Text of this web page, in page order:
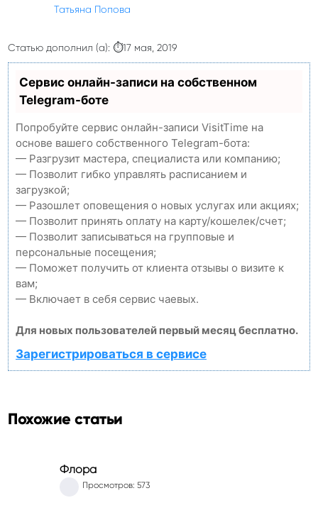
Татьяна Попова
Статью дополнил (а): ⏱17 мая, 2019
Сервис онлайн-записи на собственном
Telegram-боте
Попробуйте сервис онлайн-записи VisitTime на
основе вашего собственного Telegram-бота:
— Разгрузит мастера, специалиста или компанию;
— Позволит гибко управлять расписанием и
загрузкой;
— Разошлет оповещения о новых услугах или акциях;
— Позволит принять оплату на карту/кошелек/счет;
— Позволит записываться на групповые и
персональные посещения;
— Поможет получить от клиента отзывы о визите к
вам;
— Включает в себя сервис чаевых.
Для новых пользователей первый месяц бесплатно.
Зарегистрироваться в сервисе
Похожие статьи
Флора
Просмотров: 573